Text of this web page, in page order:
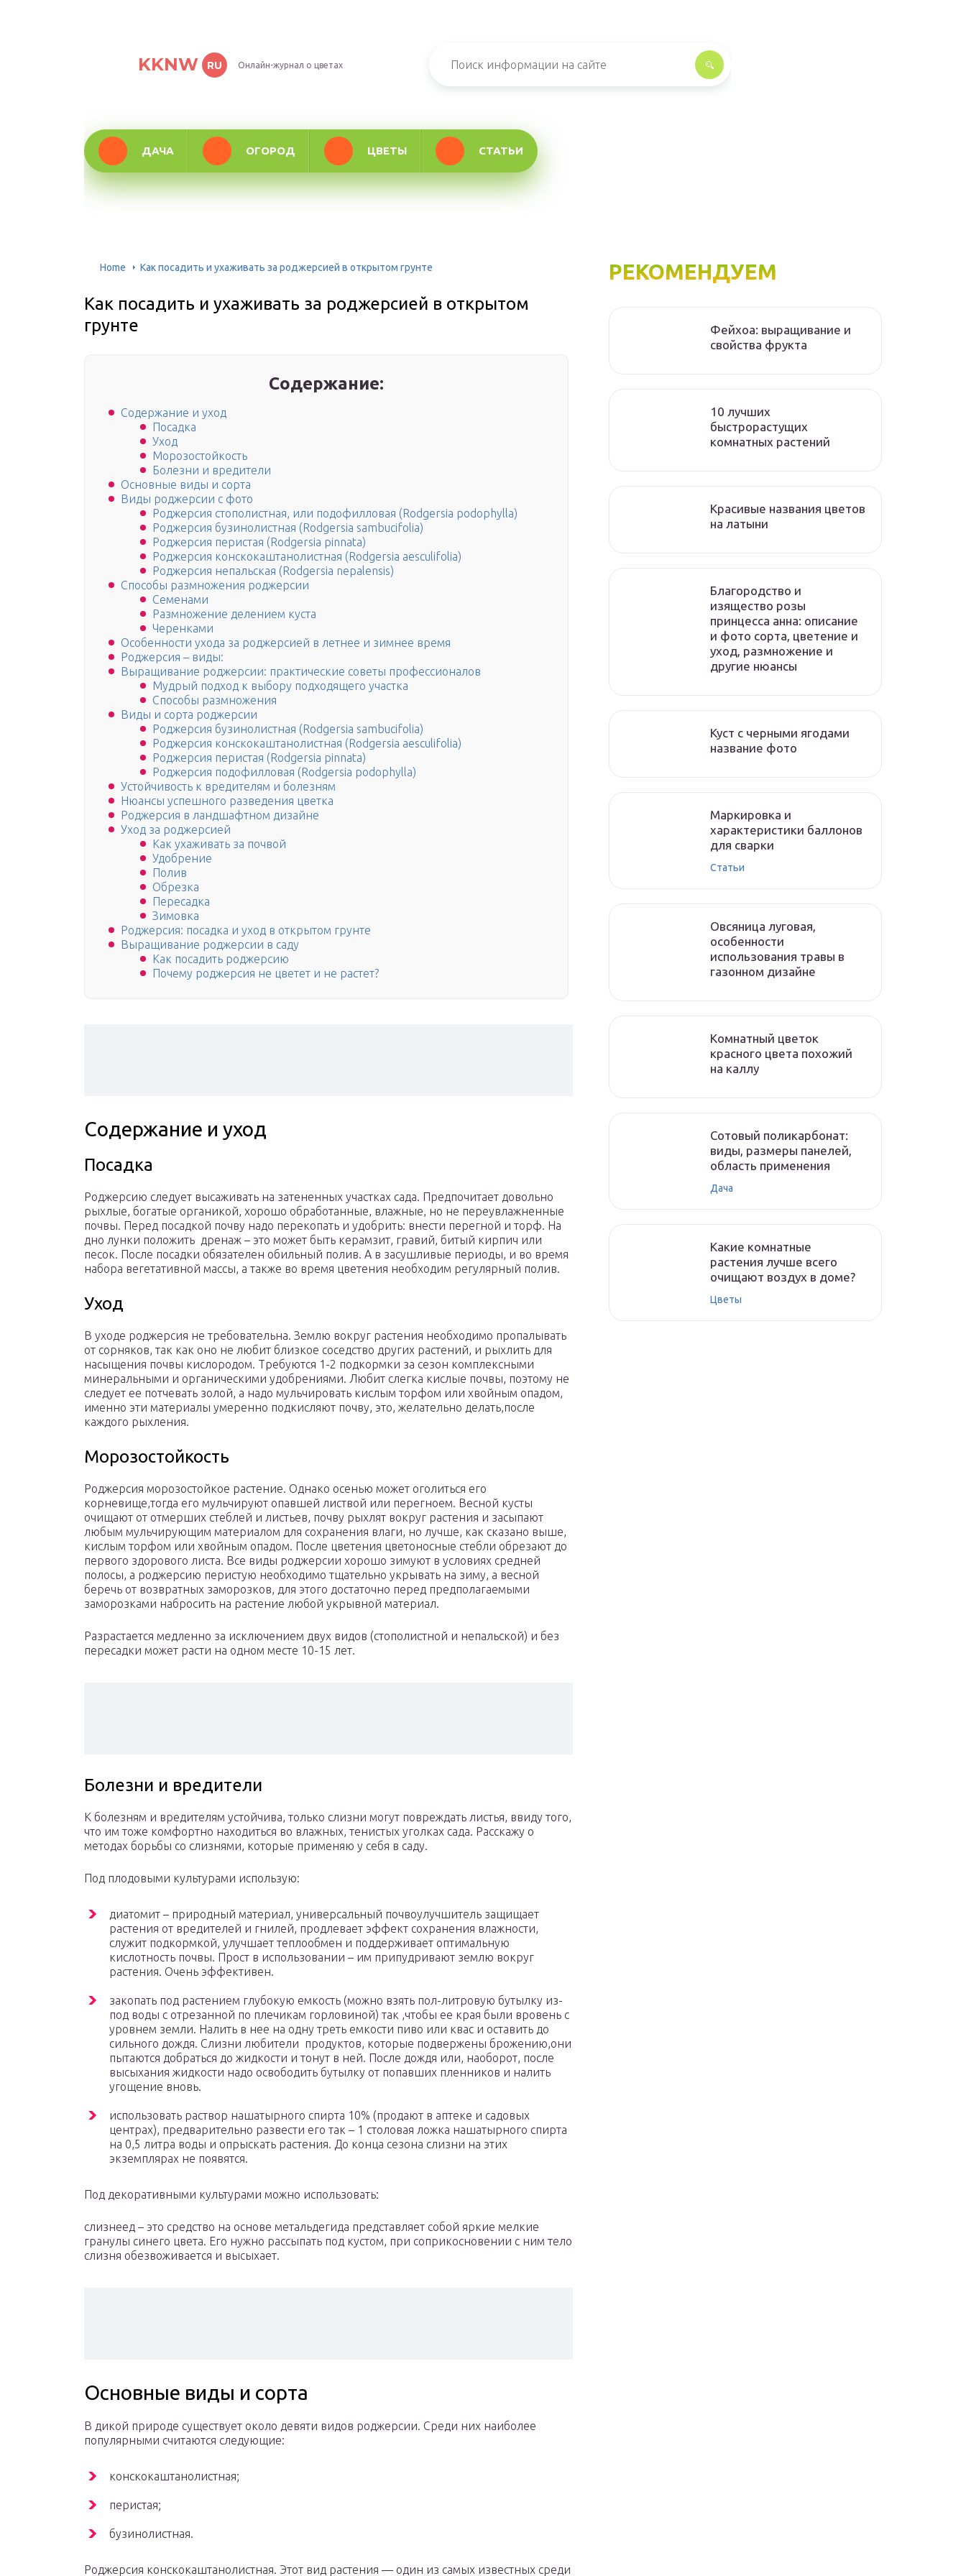
KKNW RU Онлайн-журнал о цветах
ДАЧА ОГОРОД ЦВЕТЫ СТАТЬИ
Home Как посадить и ухаживать за роджерсией в открытом грунте
Как посадить и ухаживать за роджерсией в открытом
грунте
Содержание:
Содержание и уход
Посадка
Уход
Морозостойкость
Болезни и вредители
Основные виды и сорта
Виды роджерсии с фото
Роджерсия стополистная, или подофилловая (Rodgersia podophylla)
Роджерсия бузинолистная (Rodgersia sambucifolia)
Роджерсия перистая (Rodgersia pinnata)
Роджерсия конскокаштанолистная (Rodgersia aesculifolia)
Роджерсия непальская (Rodgersia nepalensis)
Способы размножения роджерсии
Семенами
Размножение делением куста
Черенками
Особенности ухода за роджерсией в летнее и зимнее время
Роджерсия – виды:
Выращивание роджерсии: практические советы профессионалов
Мудрый подход к выбору подходящего участка
Способы размножения
Виды и сорта роджерсии
Роджерсия бузинолистная (Rodgersia sambucifolia)
Роджерсия конскокаштанолистная (Rodgersia aesculifolia)
Роджерсия перистая (Rodgersia pinnata)
Роджерсия подофилловая (Rodgersia podophylla)
Устойчивость к вредителям и болезням
Нюансы успешного разведения цветка
Роджерсия в ландшафтном дизайне
Уход за роджерсией
Как ухаживать за почвой
Удобрение
Полив
Обрезка
Пересадка
Зимовка
Роджерсия: посадка и уход в открытом грунте
Выращивание роджерсии в саду
Как посадить роджерсию
Почему роджерсия не цветет и не растет?
Содержание и уход
Посадка
Роджерсию следует высаживать на затененных участках сада. Предпочитает довольно
рыхлые, богатые органикой, хорошо обработанные, влажные, но не переувлажненные
почвы. Перед посадкой почву надо перекопать и удобрить: внести перегной и торф. На
дно лунки положить дренаж – это может быть керамзит, гравий, битый кирпич или
песок. После посадки обязателен обильный полив. А в засушливые периоды, и во время
набора вегетативной массы, а также во время цветения необходим регулярный полив.
Уход
В уходе роджерсия не требовательна. Землю вокруг растения необходимо пропалывать
от сорняков, так как оно не любит близкое соседство других растений, и рыхлить для
насыщения почвы кислородом. Требуются 1-2 подкормки за сезон комплексными
минеральными и органическими удобрениями. Любит слегка кислые почвы, поэтому не
следует ее потчевать золой, а надо мульчировать кислым торфом или хвойным опадом,
именно эти материалы умеренно подкисляют почву, это, желательно делать,после
каждого рыхления.
Морозостойкость
Роджерсия морозостойкое растение. Однако осенью может оголиться его
корневище,тогда его мульчируют опавшей листвой или перегноем. Весной кусты
очищают от отмерших стеблей и листьев, почву рыхлят вокруг растения и засыпают
любым мульчирующим материалом для сохранения влаги, но лучше, как сказано выше,
кислым торфом или хвойным опадом. После цветения цветоносные стебли обрезают до
первого здорового листа. Все виды роджерсии хорошо зимуют в условиях средней
полосы, а роджерсию перистую необходимо тщательно укрывать на зиму, а весной
беречь от возвратных заморозков, для этого достаточно перед предполагаемыми
заморозками набросить на растение любой укрывной материал.
Разрастается медленно за исключением двух видов (стополистной и непальской) и без
пересадки может расти на одном месте 10-15 лет.
Болезни и вредители
К болезням и вредителям устойчива, только слизни могут повреждать листья, ввиду того,
что им тоже комфортно находиться во влажных, тенистых уголках сада. Расскажу о
методах борьбы со слизнями, которые применяю у себя в саду.
Под плодовыми культурами использую:
диатомит – природный материал, универсальный почвоулучшитель защищает
растения от вредителей и гнилей, продлевает эффект сохранения влажности,
служит подкормкой, улучшает теплообмен и поддерживает оптимальную
кислотность почвы. Прост в использовании – им припудривают землю вокруг
растения. Очень эффективен.
закопать под растением глубокую емкость (можно взять пол-литровую бутылку из-
под воды с отрезанной по плечикам горловиной) так ,чтобы ее края были вровень с
уровнем земли. Налить в нее на одну треть емкости пиво или квас и оставить до
сильного дождя. Слизни любители продуктов, которые подвержены брожению,они
пытаются добраться до жидкости и тонут в ней. После дождя или, наоборот, после
высыхания жидкости надо освободить бутылку от попавших пленников и налить
угощение вновь.
использовать раствор нашатырного спирта 10% (продают в аптеке и садовых
центрах), предварительно развести его так – 1 столовая ложка нашатырного спирта
на 0,5 литра воды и опрыскать растения. До конца сезона слизни на этих
экземплярах не появятся.
Под декоративными культурами можно использовать:
слизнеед – это средство на основе метальдегида представляет собой яркие мелкие
гранулы синего цвета. Его нужно рассыпать под кустом, при соприкосновении с ним тело
слизня обезвоживается и высыхает.
Основные виды и сорта
В дикой природе существует около девяти видов роджерсии. Среди них наиболее
популярными считаются следующие:
конскокаштанолистная;
перистая;
бузинолистная.
Роджерсия конскокаштанолистная. Этот вид растения — один из самых известных среди
РЕКОМЕНДУЕМ
Фейхоа: выращивание и
свойства фрукта
10 лучших
быстрорастущих
комнатных растений
Красивые названия цветов
на латыни
Благородство и
изящество розы
принцесса анна: описание
и фото сорта, цветение и
уход, размножение и
другие нюансы
Куст с черными ягодами
название фото
Маркировка и
характеристики баллонов
для сварки
Статьи
Овсяница луговая,
особенности
использования травы в
газонном дизайне
Комнатный цветок
красного цвета похожий
на каллу
Сотовый поликарбонат:
виды, размеры панелей,
область применения
Дача
Какие комнатные
растения лучше всего
очищают воздух в доме?
Цветы